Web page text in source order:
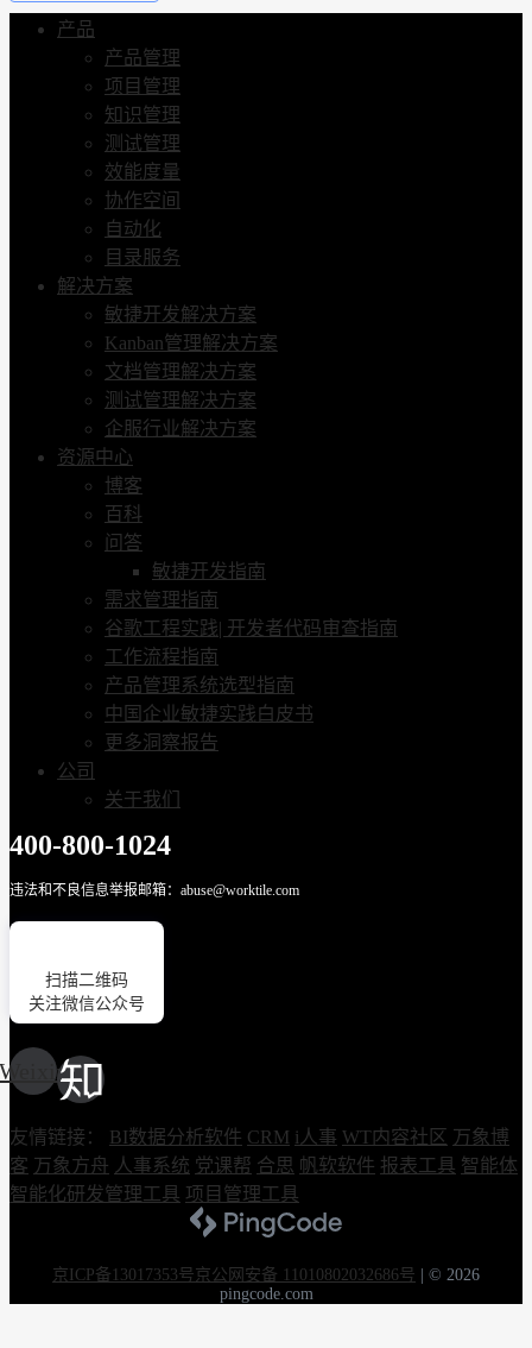
产品
产品管理
项目管理
知识管理
测试管理
效能度量
协作空间
自动化
目录服务
解决方案
敏捷开发解决方案
Kanban管理解决方案
文档管理解决方案
测试管理解决方案
企服行业解决方案
资源中心
博客
百科
问答
敏捷开发指南
需求管理指南
谷歌工程实践| 开发者代码审查指南
工作流程指南
产品管理系统选型指南
中国企业敏捷实践白皮书
更多洞察报告
公司
关于我们
400-800-1024
违法和不良信息举报邮箱：abuse@worktile.com
扫描二维码
关注微信公众号
Weixin
友情链接： BI数据分析软件 CRM i人事 WT内容社区 万象博
客 万象方舟 人事系统 党课帮 合思 帆软软件 报表工具 智能体
智能化研发管理工具 项目管理工具
京ICP备13017353号京公网安备 11010802032686号
© 2026
pingcode.com